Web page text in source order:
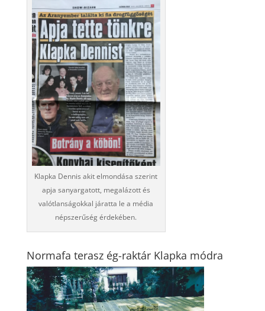
Klapka Dennis akit elmondása szerint
apja sanyargatott, megalázott és
valótlanságokkal járatta le a média
népszerűség érdekében.
Normafa terasz ég-raktár Klapka módra